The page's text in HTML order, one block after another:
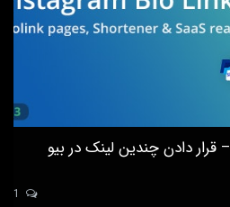
دانلود اسکریپت BioLinks – قرار دادن چندین لینک در بیو